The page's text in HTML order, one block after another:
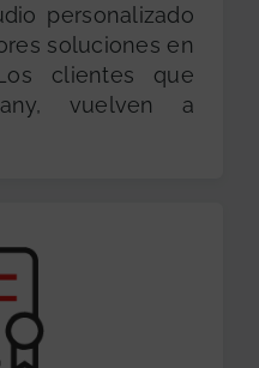
personalizado
soluciones en
clientes que
vuelven a